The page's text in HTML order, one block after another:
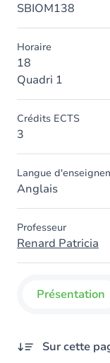
SBIOM138
Horaire
18
Quadri 1
Crédits ECTS
3
Langue
Anglais
Professeur
Renard Patricia
Présentation
Sur cette